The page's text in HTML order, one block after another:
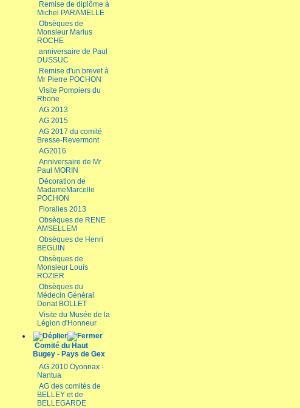
Remise de diplôme à
Michel PARAMELLE
Obsèques de
Monsieur Marius
ROCHE
anniversaire de Paul
DUSSUC
Remise d'un brevet à
Mr Pierre POCHON
Visite Pompiers du
Rhone
AG 2013
AG 2015
AG 2017 du comité
Bresse-Revermont
AG2016
Anniversaire de Mr
Paul MORIN
Décoration de
MadameMarcelle
POCHON
Floralies 2013
Obsèques de RENE
AMSELLEM
Obsèques de Henri
BEGUIN
Obsèques de
Monsieur Louis
ROZIER
Obsèques du
Médecin Général
Donat BOLLET
Visite du Musée de la
Légion d'Honneur
Comité du Haut
Bugey - Pays de Gex
AG 2010 Oyonnax -
Nantua
AG des comités de
BELLEY et de
BELLEGARDE